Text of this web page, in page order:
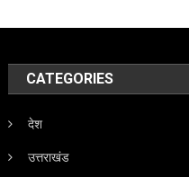
CATEGORIES
देश
उत्तराखंड